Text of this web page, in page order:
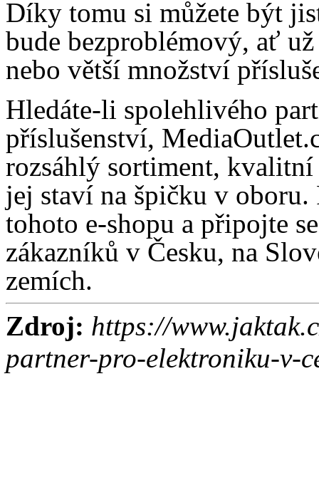
Díky tomu si můžete být
bude bezproblémový, ať
nebo větší množství
Hledáte-li spolehlivého
příslušenství,
rozsáhlý sortiment,
jej staví na špičku v oboru.
tohoto e-shopu a připojte
zákazníků v Česku, na
zemích.
Zdroj: https://
partner-pro-elektroniku-v-